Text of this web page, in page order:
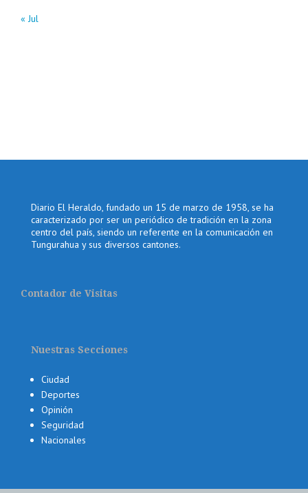
« Jul
Diario El Heraldo, fundado un 15 de marzo de 1958, se ha
caracterizado por ser un periódico de tradición en la zona
centro del país, siendo un referente en la comunicación en
Tungurahua y sus diversos cantones.
Contador de Visitas
Nuestras Secciones
Ciudad
Deportes
Opinión
Seguridad
Nacionales